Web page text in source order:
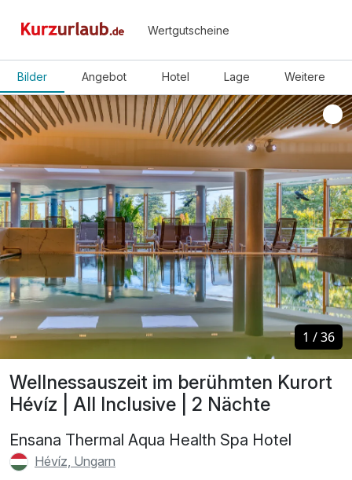
Wertgutscheine
Bilder Angebot Hotel Lage Weitere
Wellnessauszeit im berühmten Kurort
Hévíz | All Inclusive | 2 Nächte
Ensana Thermal Aqua Health Spa Hotel
Hévíz, Ungarn
1 /36
1 /36